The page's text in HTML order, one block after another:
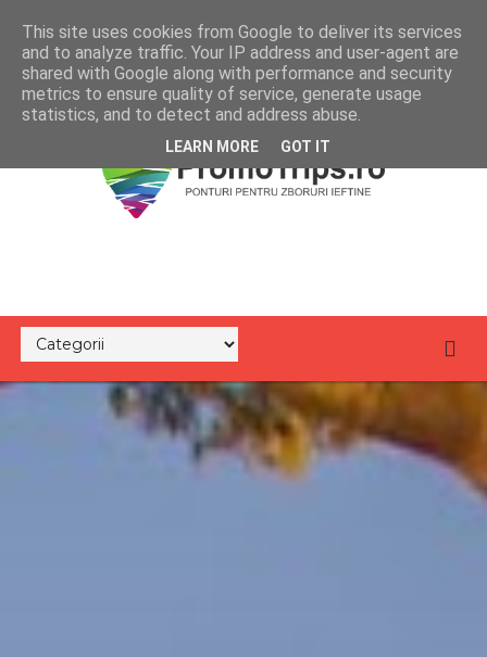
This site uses cookies from Google to deliver its services
and to analyze traffic. Your IP address and user-agent are
shared with Google along with performance and security
metrics to ensure quality of service, generate usage
statistics, and to detect and address abuse.
LEARN MORE GOT IT